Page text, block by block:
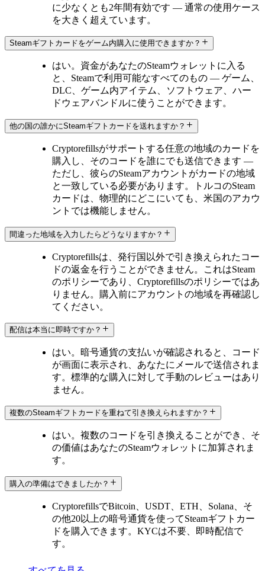
に少なくとも2年間有効です — 通常の使用ケース
を大きく超えています。
Steamギフトカードをゲーム内購入に使用できますか？
はい。資金があなたのSteamウォレットに入る
と、Steamで利用可能なすべてのもの — ゲーム、
DLC、ゲーム内アイテム、ソフトウェア、ハー
ドウェアバンドルに使うことができます。
他の国の誰かにSteamギフトカードを送れますか？
Cryptorefillsがサポートする任意の地域のカードを
購入し、そのコードを誰にでも送信できます —
ただし、彼らのSteamアカウントがカードの地域
と一致している必要があります。トルコのSteam
カードは、物理的にどこにいても、米国のアカウ
ントでは機能しません。
間違った地域を入力したらどうなりますか？
Cryptorefillsは、発行国以外で引き換えられたコー
ドの返金を行うことができません。これはSteam
のポリシーであり、Cryptorefillsのポリシーではあ
りません。購入前にアカウントの地域を再確認し
てください。
配信は本当に即時ですか？
はい。暗号通貨の支払いが確認されると、コード
が画面に表示され、あなたにメールで送信されま
す。標準的な購入に対して手動のレビューはあり
ません。
複数のSteamギフトカードを重ねて引き換えられますか？
はい。複数のコードを引き換えることができ、そ
の価値はあなたのSteamウォレットに加算されま
す。
購入の準備はできましたか？
CryptorefillsでBitcoin、USDT、ETH、Solana、そ
の他20以上の暗号通貨を使ってSteamギフトカー
ドを購入できます。KYCは不要、即時配信で
す。